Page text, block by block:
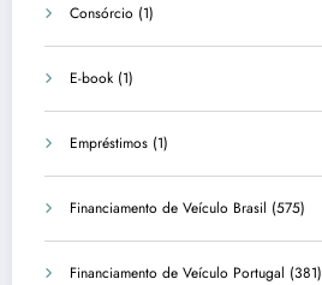
Consórcio (1)
E-book (1)
Empréstimos (1)
Financiamento de Veículo Brasil (575)
Financiamento de Veículo Portugal (381)